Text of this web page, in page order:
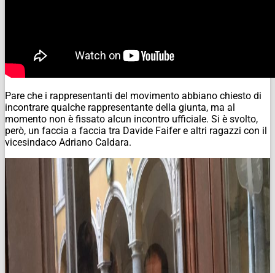
Pare che i rappresentanti del movimento abbiano chiesto di
incontrare qualche rappresentante della giunta, ma al
momento non è fissato alcun incontro ufficiale. Si è svolto,
però, un faccia a faccia tra Davide Faifer e altri ragazzi con il
vicesindaco Adriano Caldara.